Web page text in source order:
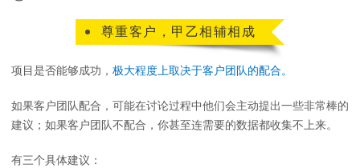
尊重客户，甲乙相辅相成
项目是否能够成功， 极大程度上取决于客户团队的配合。
如果客户团队配合，可能在讨论过程中他们会主动提出一些非常棒的
建议；如果客户团队不配合，你甚至连需要的数据都收集不上来。
有三个具体建议：